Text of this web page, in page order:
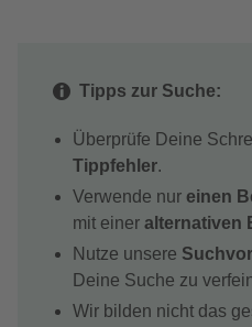
Tipps zur Suche:
Überprüfe Deine
Tippfehler.
Verwende nur einen
mit einer alternativen
Nutze unsere
Deine Suche zu
Wir bilden nicht das